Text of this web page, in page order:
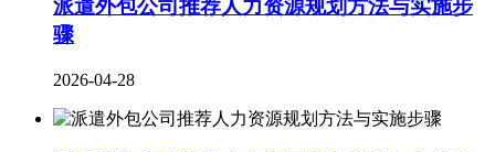
派遣外包公司推荐人力资源规划方法与实施步
骤
2026-04-28